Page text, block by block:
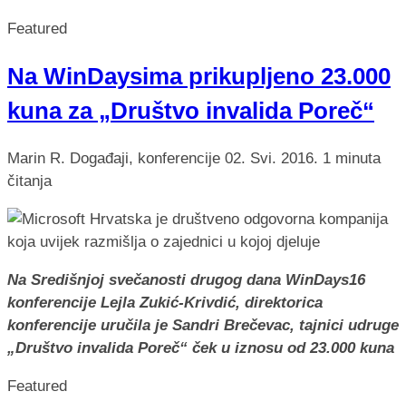
Featured
Na WinDaysima prikupljeno 23.000
kuna za „Društvo invalida Poreč“
Marin R. Događaji, konferencije 02. Svi. 2016. 1 minuta
čitanja
Na Središnjoj svečanosti drugog dana WinDays16
konferencije Lejla Zukić-Krivdić, direktorica
konferencije uručila je Sandri Brečevac, tajnici udruge
„Društvo invalida Poreč“ ček u iznosu od 23.000 kuna
Featured